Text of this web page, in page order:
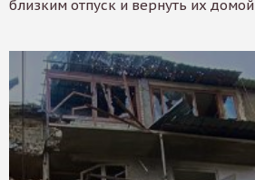
близким отпуск и вернуть их домой